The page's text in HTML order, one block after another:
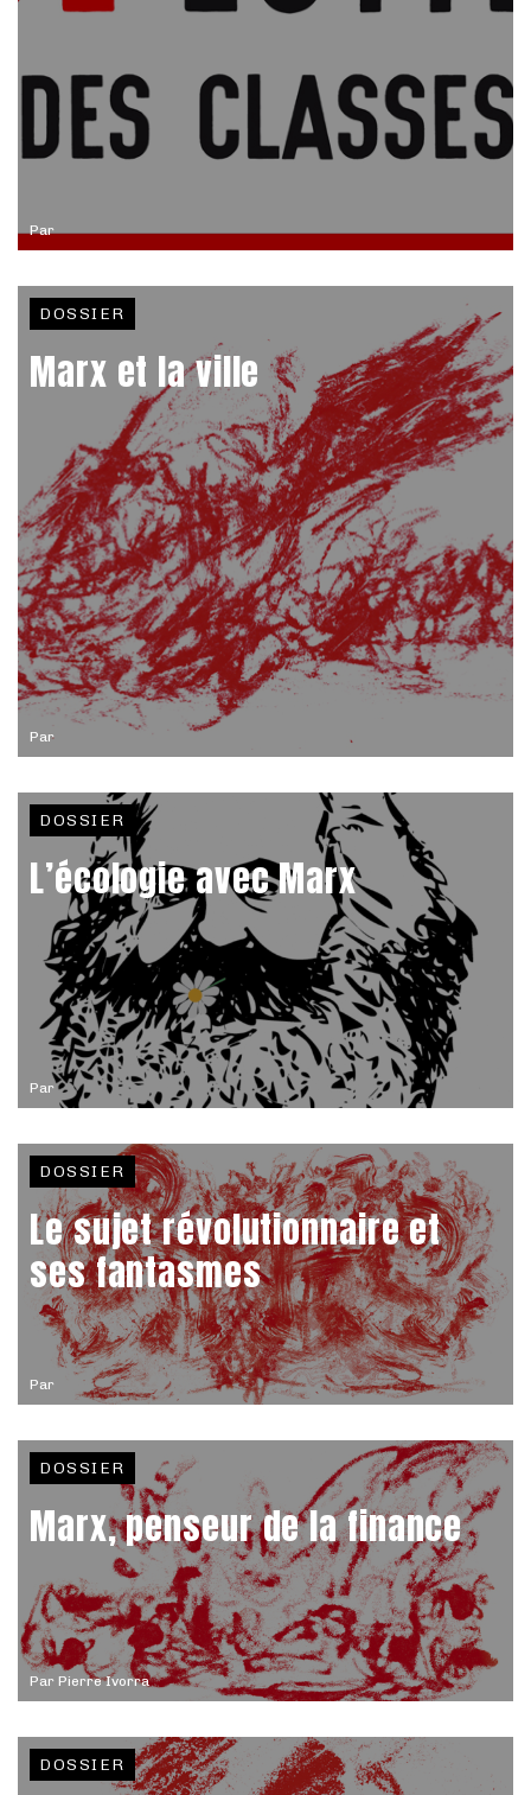
Par
Par
DOSSIER
Marx et la ville
Par
DOSSIER
L’écologie avec Marx
Par
DOSSIER
Le sujet révolutionnaire et
ses fantasmes
Par Pierre Ivorra
DOSSIER
Marx, penseur de la finance
DOSSIER